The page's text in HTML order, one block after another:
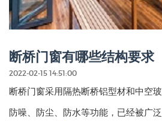
断桥门窗有哪些结构要求
2022-02-15 14:51:00
断桥门窗采用隔热断桥铝型材和中空
防噪、防尘、防水等功能，已经被广